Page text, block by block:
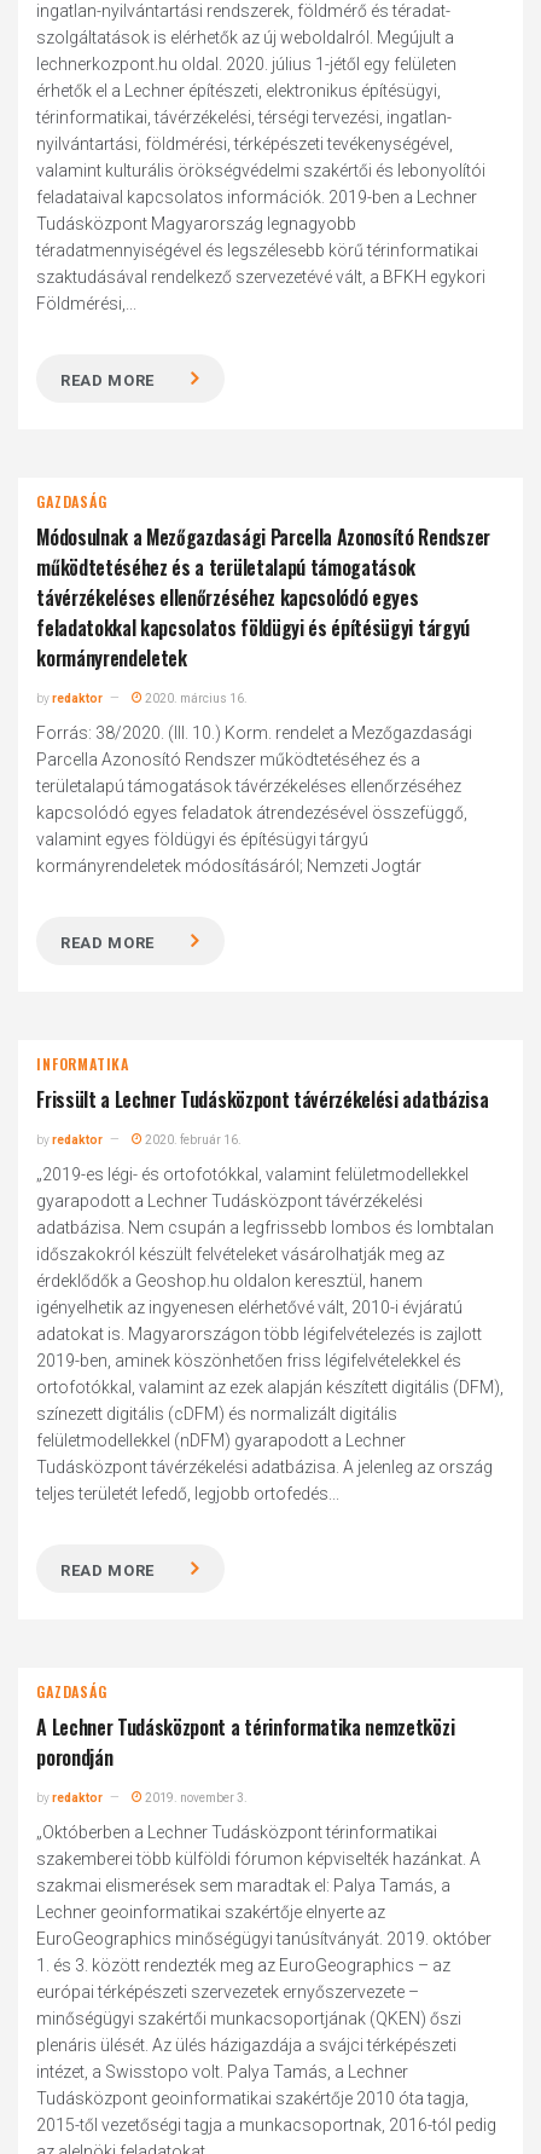
ingatlan-nyilvántartási rendszerek, földmérő és téradat-
szolgáltatások is elérhetők az új weboldalról. Megújult a
lechnerkozpont.hu oldal. 2020. július 1-jétől egy felületen
érhetők el a Lechner építészeti, elektronikus építésügyi,
térinformatikai, távérzékelési, térségi tervezési, ingatlan-
nyilvántartási, földmérési, térképészeti tevékenységével,
valamint kulturális örökségvédelmi szakértői és lebonyolítói
feladataival kapcsolatos információk. 2019-ben a Lechner
Tudásközpont Magyarország legnagyobb
téradatmennyiségével és legszélesebb körű térinformatikai
szaktudásával rendelkező szervezetévé vált, a BFKH egykori
Földmérési,...
READ MORE
GAZDASÁG
Módosulnak a Mezőgazdasági Parcella Azonosító Rendszer
működtetéséhez és a területalapú támogatások
távérzékeléses ellenőrzéséhez kapcsolódó egyes
feladatokkal kapcsolatos földügyi és építésügyi tárgyú
kormányrendeletek
byredaktor 2020. március 16.
Forrás: 38/2020. (III. 10.) Korm. rendelet a Mezőgazdasági
Parcella Azonosító Rendszer működtetéséhez és a
területalapú támogatások távérzékeléses ellenőrzéséhez
kapcsolódó egyes feladatok átrendezésével összefüggő,
valamint egyes földügyi és építésügyi tárgyú
kormányrendeletek módosításáról; Nemzeti Jogtár
READ MORE
INFORMATIKA
Frissült a Lechner Tudásközpont távérzékelési adatbázisa
byredaktor 2020. február 16.
„2019-es légi- és ortofotókkal, valamint felületmodellekkel
gyarapodott a Lechner Tudásközpont távérzékelési
adatbázisa. Nem csupán a legfrissebb lombos és lombtalan
időszakokról készült felvételeket vásárolhatják meg az
érdeklődők a Geoshop.hu oldalon keresztül, hanem
igényelhetik az ingyenesen elérhetővé vált, 2010-i évjáratú
adatokat is. Magyarországon több légifelvételezés is zajlott
2019-ben, aminek köszönhetően friss légifelvételekkel és
ortofotókkal, valamint az ezek alapján készített digitális (DFM),
színezett digitális (cDFM) és normalizált digitális
felületmodellekkel (nDFM) gyarapodott a Lechner
Tudásközpont távérzékelési adatbázisa. A jelenleg az ország
teljes területét lefedő, legjobb ortofedés...
READ MORE
GAZDASÁG
A Lechner Tudásközpont a térinformatika nemzetközi
porondján
byredaktor 2019. november 3.
„Októberben a Lechner Tudásközpont térinformatikai
szakemberei több külföldi fórumon képviselték hazánkat. A
szakmai elismerések sem maradtak el: Palya Tamás, a
Lechner geoinformatikai szakértője elnyerte az
EuroGeographics minőségügyi tanúsítványát. 2019. október
1. és 3. között rendezték meg az EuroGeographics – az
európai térképészeti szervezetek ernyőszervezete –
minőségügyi szakértői munkacsoportjának (QKEN) őszi
plenáris ülését. Az ülés házigazdája a svájci térképészeti
intézet, a Swisstopo volt. Palya Tamás, a Lechner
Tudásközpont geoinformatikai szakértője 2010 óta tagja,
2015-től vezetőségi tagja a munkacsoportnak, 2016-tól pedig